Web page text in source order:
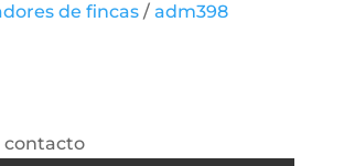
de fincas/ adm398
contacto